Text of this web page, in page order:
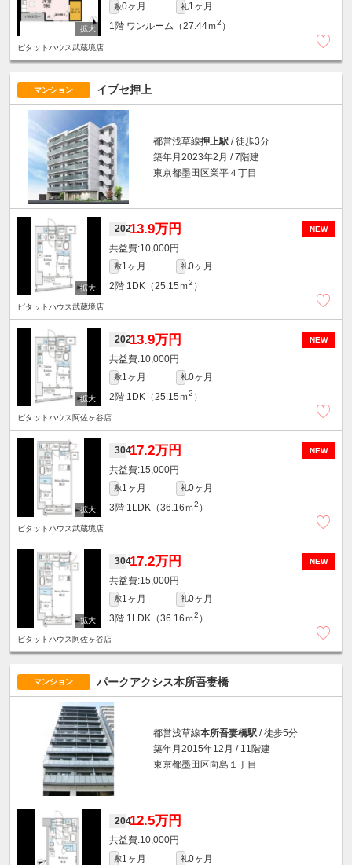
敷0ヶ月 礼1ヶ月
1階 ワンルーム（27.44ｍ2 ）
ピタットハウス武蔵境店
マンション イプセ押上
都営浅草線押上駅 / 徒歩3分
築年月2023年2月 / 7階建
東京都墨田区業平４丁目
NEW
20213.9万円
10,000円
敷1ヶ月 礼0ヶ月
2階 1DK（25.15ｍ2 ）
ピタットハウス武蔵境店
NEW
20213.9万円
10,000円
敷1ヶ月 礼0ヶ月
2階 1DK（25.15ｍ2 ）
ピタットハウス阿佐ヶ谷店
NEW
30417.2万円
15,000円
敷1ヶ月 礼0ヶ月
3階 1LDK（36.16ｍ2 ）
ピタットハウス武蔵境店
NEW
30417.2万円
15,000円
敷1ヶ月 礼0ヶ月
3階 1LDK（36.16ｍ2 ）
ピタットハウス阿佐ヶ谷店
マンション パークアクシス本所吾妻橋
都営浅草線本所吾妻橋駅 / 徒歩5分
築年月2015年12月 / 11階建
東京都墨田区向島１丁目
20412.5万円
10,000円
敷1ヶ月 礼0ヶ月